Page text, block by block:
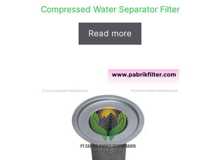
Compressed Water Separator Filter
Read more